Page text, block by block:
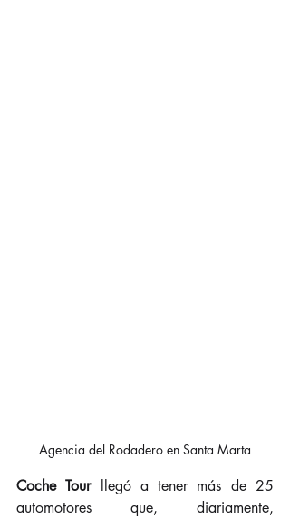
Agencia del Rodadero en Santa Marta
Coche Tour llegó a tener más de 25
automotores que, diariamente,